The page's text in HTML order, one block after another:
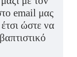
email μας
ώστε να